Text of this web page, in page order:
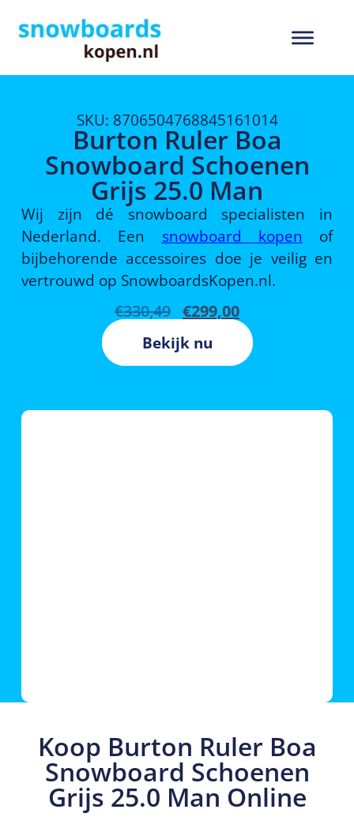
SKU: 8706504768845161014
Burton Ruler Boa
Snowboard Schoenen
Grijs 25.0 Man
Wij zijn dé snowboard specialisten in
Nederland. Een snowboard kopen of
bijbehorende accessoires doe je veilig en
vertrouwd op SnowboardsKopen.nl.
€330,49 €299,00
Bekijk nu
Koop Burton Ruler Boa
Snowboard Schoenen
Grijs 25.0 Man Online